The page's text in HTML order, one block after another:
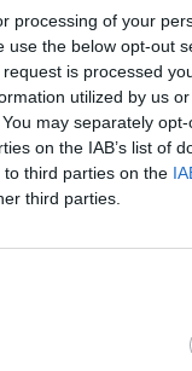
processing of your
use the below opt-out
is processed
utilized by us
may separately
on the IAB’s list of
third parties on the
third parties.
l’affluenza
Flessione
uno
e